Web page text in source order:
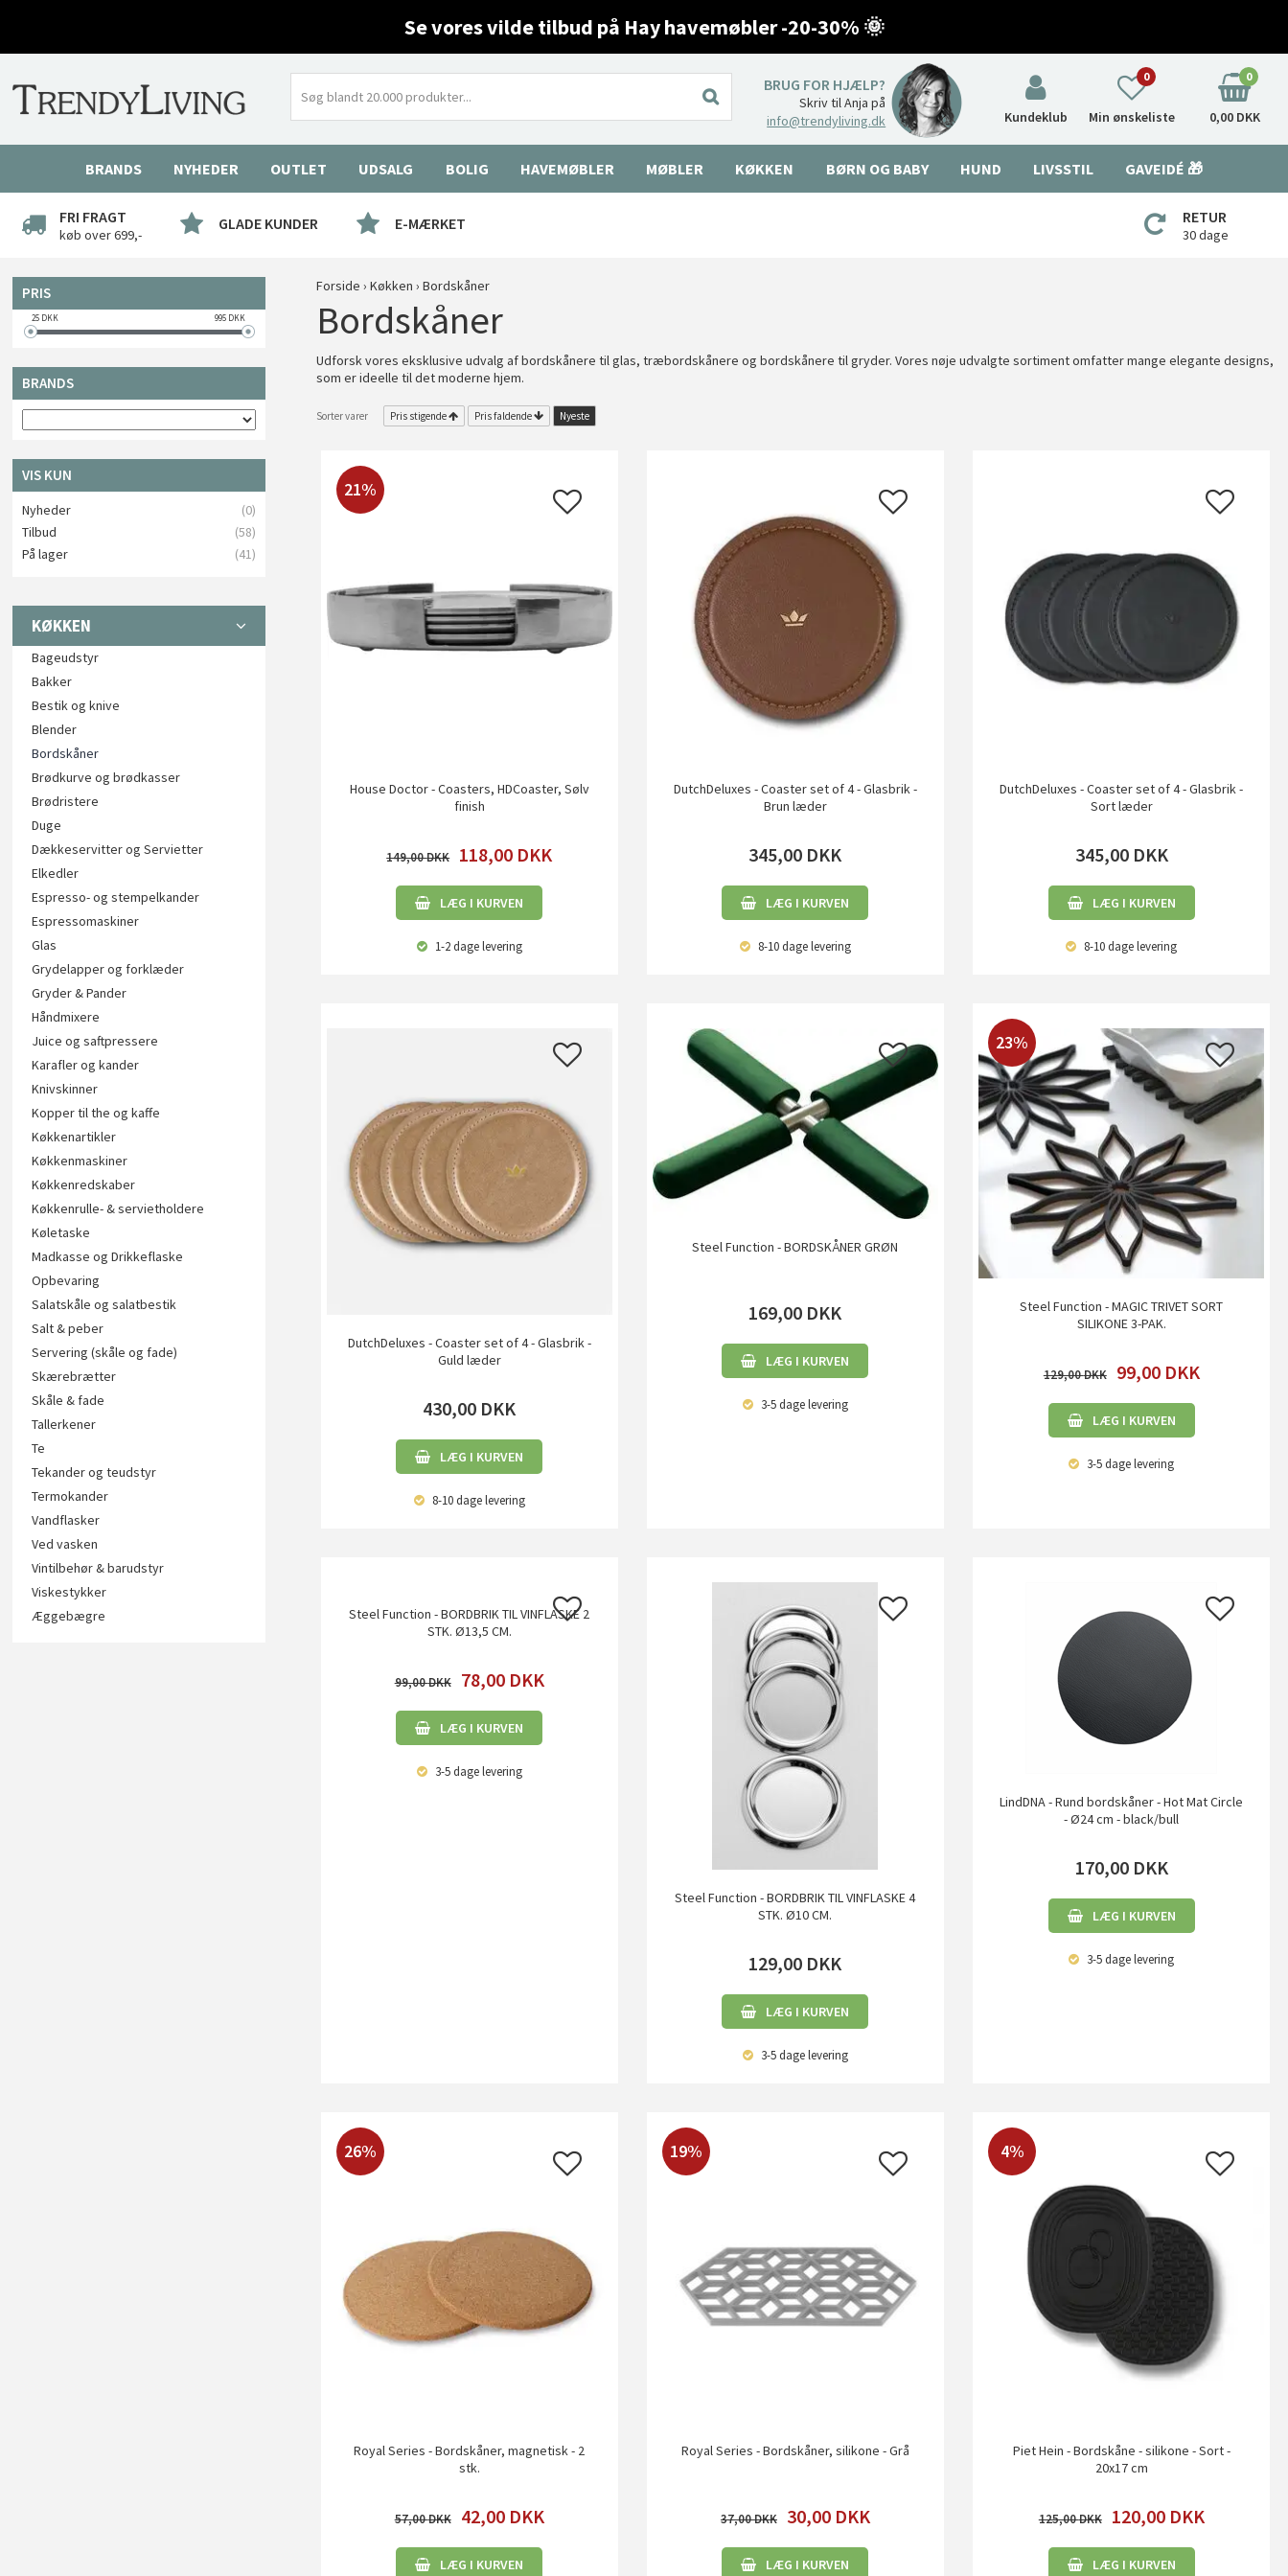
Se vores vilde tilbud på Hay havemøbler -20-30% 🌞
BRUG FOR HJÆLP?
Skriv til Anja på
info@trendyliving.dk
Kundeklub Min ønskeliste
0 0
0,00 DKK
BRANDS NYHEDER OUTLET UDSALG BOLIG HAVEMØBLER MØBLER KØKKEN BØRN OG BABY HUND LIVSSTIL GAVEIDÉ 🎁
FRI FRAGT
køb over 699,-
GLADE KUNDER E-MÆRKET RETUR
30 dage
PRIS
25 DKK 995 DKK
BRANDS
VIS KUN
Nyheder
(0)
Tilbud
(58)
På lager
(41)
KØKKEN
Bageudstyr
Bakker
Bestik og knive
Blender
Bordskåner
Brødkurve og brødkasser
Brødristere
Duge
Dækkeservitter og Servietter
Elkedler
Espresso- og stempelkander
Espressomaskiner
Glas
Grydelapper og forklæder
Gryder & Pander
Håndmixere
Juice og saftpressere
Karafler og kander
Knivskinner
Kopper til the og kaffe
Køkkenartikler
Køkkenmaskiner
Køkkenredskaber
Køkkenrulle- & servietholdere
Køletaske
Madkasse og Drikkeflaske
Opbevaring
Salatskåle og salatbestik
Salt & peber
Servering (skåle og fade)
Skærebrætter
Skåle & fade
Tallerkener
Te
Tekander og teudstyr
Termokander
Vandflasker
Ved vasken
Vintilbehør & barudstyr
Viskestykker
Æggebægre
Forside › Køkken › Bordskåner
Bordskåner
Udforsk vores eksklusive udvalg af bordskånere til glas, træbordskånere og bordskånere til gryder. Vores nøje udvalgte sortiment omfatter mange elegante designs,
som er ideelle til det moderne hjem.
Sorter varer Pris stigende Pris faldende Nyeste
21%
House Doctor - Coasters, HDCoaster, Sølv
finish
149,00 118,00 DKK
LÆG I KURVEN
1-2 dagelevering
DutchDeluxes - Coaster set of 4 - Glasbrik -
Brun læder
345,00 DKK
LÆG I KURVEN
8-10 dagelevering
DutchDeluxes - Coaster set of 4 - Glasbrik -
Sort læder
345,00 DKK
LÆG I KURVEN
8-10 dagelevering
DutchDeluxes - Coaster set of 4 - Glasbrik -
Guld læder
430,00 DKK
LÆG I KURVEN
8-10 dagelevering
Steel Function - BORDSKÅNER GRØN
169,00 DKK
LÆG I KURVEN
3-5 dagelevering
23%
Steel Function - MAGIC TRIVET SORT
SILIKONE 3-PAK.
129,00 99,00 DKK
LÆG I KURVEN
3-5 dagelevering
Steel Function - BORDBRIK TIL VINFLASKE 2
STK. Ø13,5 CM.
99,00 78,00 DKK
LÆG I KURVEN
3-5 dagelevering
Steel Function - BORDBRIK TIL VINFLASKE 4
STK. Ø10 CM.
129,00 DKK
LÆG I KURVEN
3-5 dagelevering
LindDNA - Rund bordskåner - Hot Mat Circle
- Ø24 cm - black/bull
170,00 DKK
LÆG I KURVEN
3-5 dagelevering
26%
Royal Series - Bordskåner, magnetisk - 2
stk.
57,00 42,00 DKK
LÆG I KURVEN
19%
Royal Series - Bordskåner, silikone - Grå
37,00 30,00 DKK
LÆG I KURVEN
4%
Piet Hein - Bordskåne - silikone - Sort -
20x17 cm
125,00 120,00 DKK
LÆG I KURVEN